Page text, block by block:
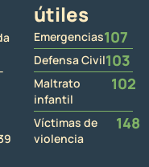
útiles
Emergencias107
Defensa Civil103
Maltrato
infantil
102
Víctimas de
violencia
148